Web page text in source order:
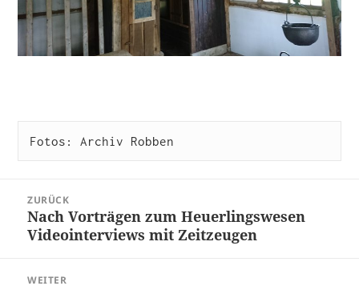
Fotos: Archiv Robben
ZURÜCK
Vorheriger
Beitrag:
Nach Vorträgen zum Heuerlingswesen
Videointerviews mit Zeitzeugen
WEITER